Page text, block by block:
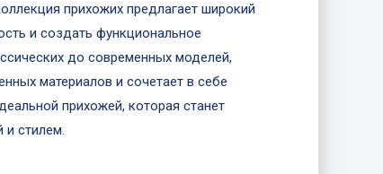
прихожих предлагает широкий
и создать функциональное
до современных моделей,
материалов и сочетает в себе
прихожей, которая станет
и стилем.